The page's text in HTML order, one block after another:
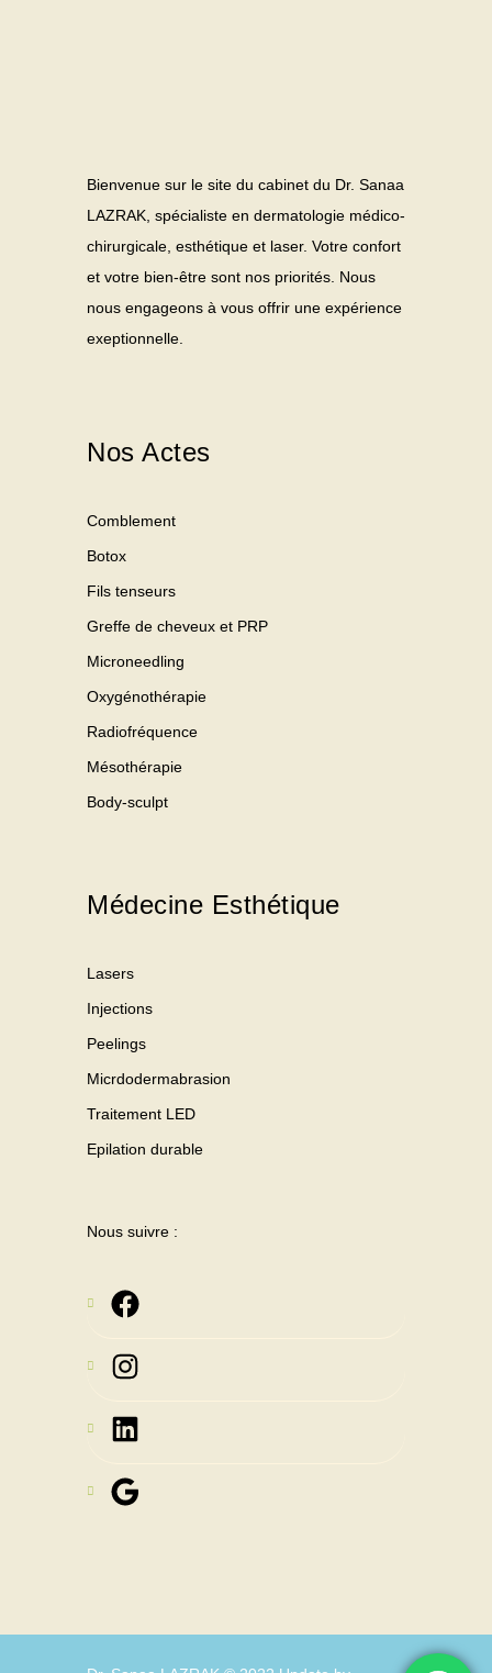
Bienvenue sur le site du cabinet du Dr. Sanaa
LAZRAK, spécialiste en dermatologie médico-
chirurgicale, esthétique et laser. Votre confort
et votre bien-être sont nos priorités. Nous
nous engageons à vous offrir une expérience
exeptionnelle.
Nos Actes
Comblement
Botox
Fils tenseurs
Greffe de cheveux et PRP
Microneedling
Oxygénothérapie
Radiofréquence
Mésothérapie
Body-sculpt
Médecine Esthétique
Lasers
Injections
Peelings
Micrdodermabrasion
Traitement LED
Epilation durable
Nous suivre :